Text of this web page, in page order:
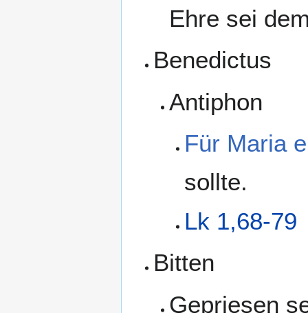
Ehre sei
Benedictus
Antiphon
Für Maria
sollte.
Lk 1,68-79
Bitten
Gepriesen